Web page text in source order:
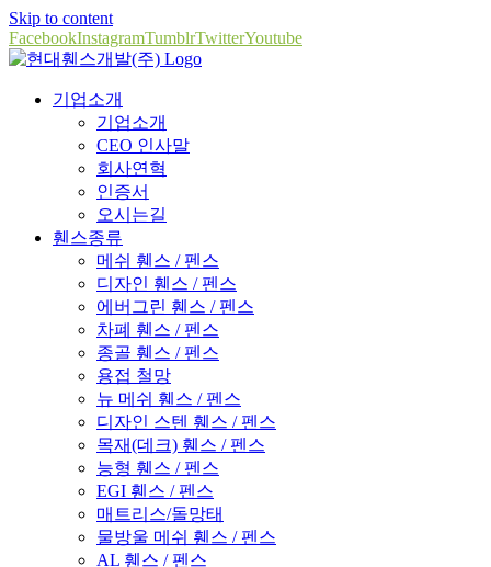
Skip to content
FacebookInstagramTumblrTwitterYoutube
기업소개
기업소개
CEO 인사말
회사연혁
인증서
오시는길
휀스종류
메쉬 휀스 / 펜스
디자인 휀스 / 펜스
에버그린 휀스 / 펜스
차폐 휀스 / 펜스
종골 휀스 / 펜스
용접 철망
뉴 메쉬 휀스 / 펜스
디자인 스텐 휀스 / 펜스
목재(데크) 휀스 / 펜스
능형 휀스 / 펜스
EGI 휀스 / 펜스
매트리스/돌망태
물방울 메쉬 휀스 / 펜스
AL 휀스 / 펜스